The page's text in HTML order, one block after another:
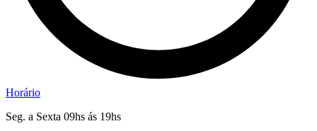
Horário
Seg. a Sexta 09hs ás 19hs